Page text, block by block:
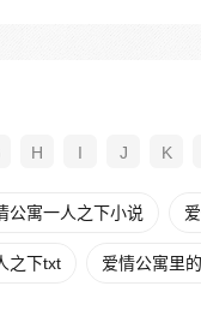
H I J K
公寓一人之下小说
之下txt 爱情公寓里